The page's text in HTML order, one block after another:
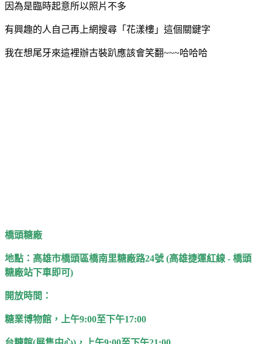
因為是臨時起意所以照片不多
有興趣的人自己再上網搜尋「花漾樓」這個關鍵字
我在想尾牙來這裡辦古裝趴應該會笑翻~~~哈哈哈
橋頭糖廠
地點：高雄市橋頭區橋南里糖廠路24號 (高雄捷運紅線 - 橋頭
糖廠站下車即可)
開放時間：
糖業博物館，上午9:00至下午17:00